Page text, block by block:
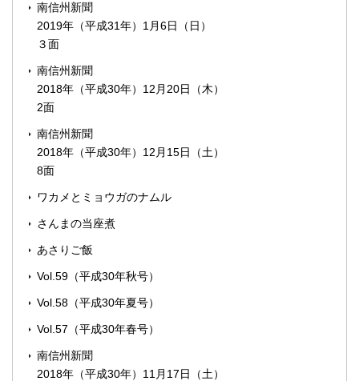
南信州新聞
2019年（平成31年）1月6日（日）
３面
南信州新聞
2018年（平成30年）12月20日（木）
2面
南信州新聞
2018年（平成30年）12月15日（土）
8面
ワカメとミョウガのナムル
さんまの当座煮
あさりご飯
Vol.59（平成30年秋号）
Vol.58（平成30年夏号）
Vol.57（平成30年春号）
南信州新聞
2018年（平成30年）11月17日（土）